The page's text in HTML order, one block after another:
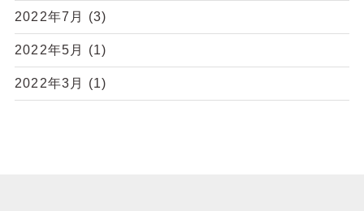
2022年7月 (3)
2022年5月 (1)
2022年3月 (1)